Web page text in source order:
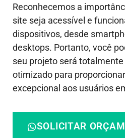
Reconhecemos a
site seja acessível e
dispositivos, desde
desktops. Portanto, você
seu projeto será
otimizado para
excepcional aos usuários
SOLICITAR